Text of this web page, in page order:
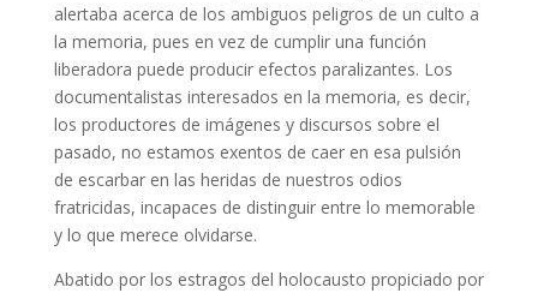
alertaba acerca de los ambiguos peligros de un culto a
la memoria, pues en vez de cumplir una función
liberadora puede producir efectos paralizantes. Los
documentalistas interesados en la memoria, es decir,
los productores de imágenes y discursos sobre el
pasado, no estamos exentos de caer en esa pulsión
de escarbar en las heridas de nuestros odios
fratricidas, incapaces de distinguir entre lo memorable
y lo que merece olvidarse.
Abatido por los estragos del holocausto propiciado por